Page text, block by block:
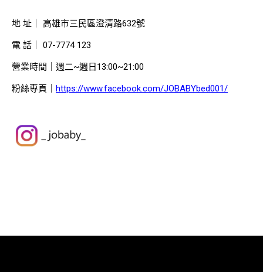
地 址｜ 高雄市三民區澄清路632號
電 話｜ 07-7774 123
營業時間｜週二~週日13:00~21:00
粉絲專頁｜ https://www.facebook.com/JOBABYbed001/